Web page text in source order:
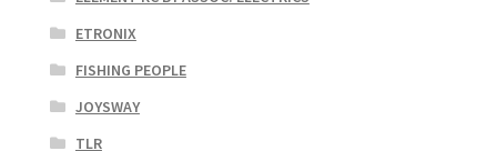
ETRONIX
FISHING PEOPLE
JOYSWAY
TLR